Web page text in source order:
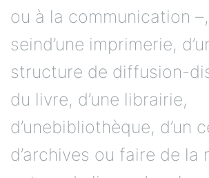
ou à la communication
seind’une imprimerie,
structure de diffusion-
du livre, d’une librairie,
d’unebibliothèque, d’un
d’archives ou faire de la